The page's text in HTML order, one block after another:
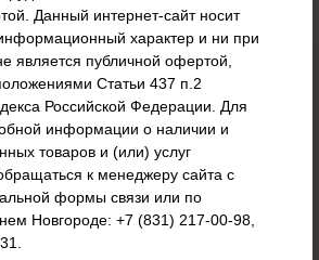
Данный интернет-сайт носит
характер и ни при
является публичной офертой,
Статьи 437 п.2
Российской Федерации. Для
информации о наличии и
товаров и (или) услуг
к менеджеру сайта с
формы связи или по
Новгороде: +7 (831) 217-00-98,
+7 (910) 892-76-36
д.6 корп. 2.
Пн-Пт 09:00—17:00